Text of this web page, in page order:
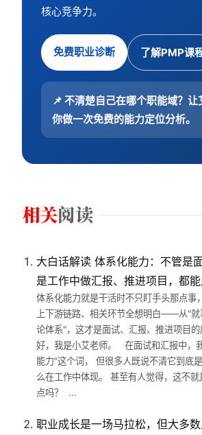
核心竞争力。
免费职业诊断 了解PMP课
📌 不清楚自己在哪个职能域？让
你做一次免费的能力定位分析。
大白话解读 体系化能力：不管是
是工作中做汇报、推进项目，都
体系化能力就是干活时不只盯手头那点事
上下游链路、相关环节全想明白——从"
论体系"，这才是面试、汇报、推进项目
好，我是小艾老师。 在面试和汇报中，
能力"这个词， 但很多人既说不清它到底
么在工作中体现。 甚至有人觉得，这不
点吗？ ...
职业成长是一场马拉松，但大多